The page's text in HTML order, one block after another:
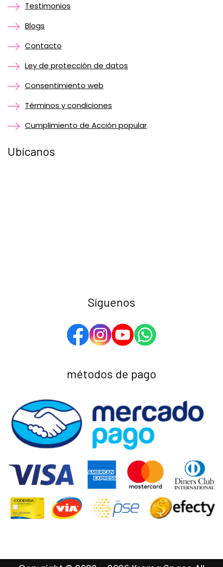
Testimonios
Blogs
Contacto
Ley de protección de datos
Consentimiento web
Términos y condiciones
Cumplimiento de Acción popular
Ubícanos
Síguenos
métodos de pago